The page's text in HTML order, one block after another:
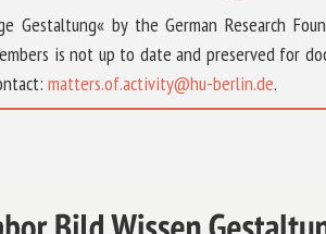
by the German Research
is not up to date and preserved for
matters.of.activity@hu-berlin.de.